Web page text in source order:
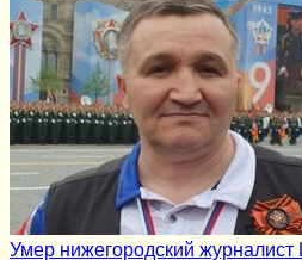
Умер нижегородский